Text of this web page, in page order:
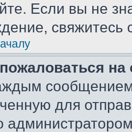
Если вы не
сообщением
для